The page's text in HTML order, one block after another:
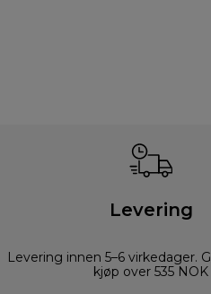
Levering
Levering innen 5–6 virkedager.
kjøp over 535 NOK